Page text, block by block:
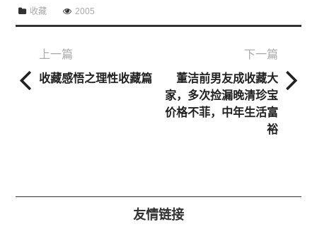
收藏 2005
上一篇
收藏感悟之理性收藏篇
下一篇
董洁前男友成收藏大
家，多次捡漏晚清珍宝
价格不菲，中年生活富
裕
友情链接